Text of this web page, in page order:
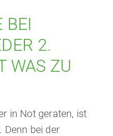
BEI
2.
ZU T
in Not geraten, ist
Denn bei der